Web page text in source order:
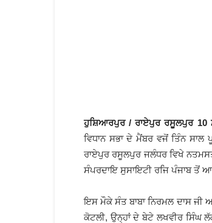
ਹੁਸ਼ਿਆਰਪੁਰ / ਰਾਏਪੁਰ ਰਸੂਲਪੁਰ 10
ਵਿਧਾਨ ਸਭਾ ਦੇ ਮੈਂਬਰ ਵਜੋਂ ਤਿੰਨ ਸਾਲ
ਰਾਏਪੁਰ ਰਸੂਲਪੁਰ ਜਲੰਧਰ ਵਿਖੇ
ਸੰਪਰਦਾਇ ਸੁਸਾਇਟੀ ਰਜਿ ਪੰਜਾਬ ਤੋਂ
ਇਸ ਮੌਕੇ ਸੰਤ ਬਾਬਾ ਨਿਰਮਲ ਦਾਸ ਜੀ
ਕੋਟਲੀ, ਉਨ੍ਹਾਂ ਦੇ ਬੇਟੇ ਲਖਵੀਰ ਸਿੰਘ